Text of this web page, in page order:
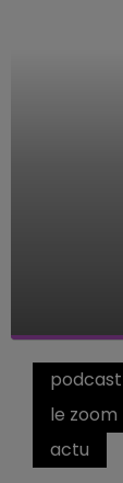
podcast
le zoom
actu